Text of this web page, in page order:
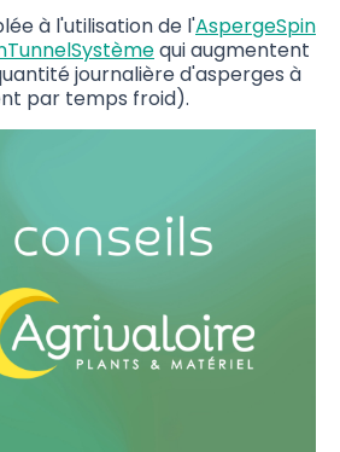
à l'utilisation de l'AspergeSpin
qui augmentent
journalière d'asperges à
par temps froid).